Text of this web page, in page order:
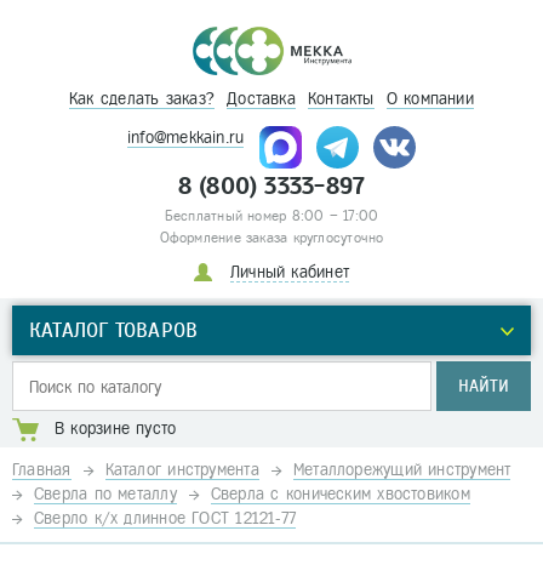
Как сделать заказ? Доставка Контакты О компании
info@mekkain.ru
8 (800) 3333-897
Бесплатный номер 8:00 – 17:00
Оформление заказа круглосуточно
Личный кабинет
КАТАЛОГ ТОВАРОВ
НАЙТИ
В корзине пусто
Главная Каталог инструмента
Металлорежущий инструмент
Сверла по металлу
Сверла с коническим хвостовиком
Сверло к/х длинное ГОСТ 12121-77